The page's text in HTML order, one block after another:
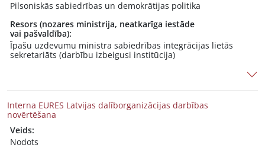
Pilsoniskās sabiedrības un demokrātijas politika
Resors (nozares ministrija, neatkarīga iestāde
vai pašvaldība):
Īpašu uzdevumu ministra sabiedrības integrācijas lietās
sekretariāts (darbību izbeigusi institūcija)
Interna EURES Latvijas dalīborganizācijas darbības
novērtēšana
Veids:
Nodots